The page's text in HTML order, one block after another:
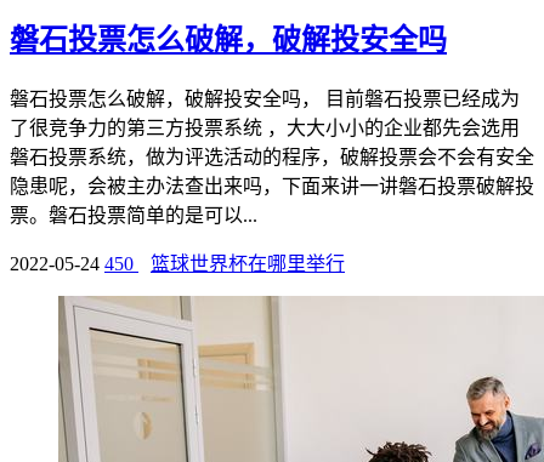
磐石投票怎么破解，破解投安全吗
磐石投票怎么破解，破解投安全吗， 目前磐石投票已经成为
了很竞争力的第三方投票系统 ，大大小小的企业都先会选用
磐石投票系统，做为评选活动的程序，破解投票会不会有安全
隐患呢，会被主办法查出来吗，下面来讲一讲磐石投票破解投
票。磐石投票简单的是可以...
2022-05-24 450 篮球世界杯在哪里举行